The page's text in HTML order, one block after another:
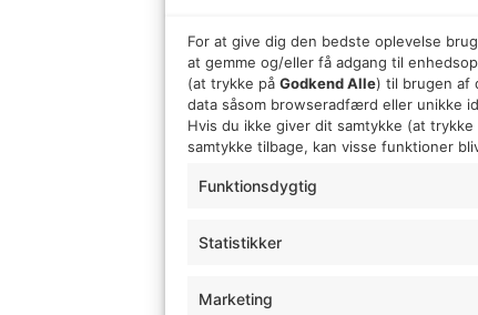
For at give dig den bedste oplevelse
at gemme og/eller få adgang til
(at trykke på Godkend Alle) til brugen af
data såsom browseradfærd eller unikke
Hvis du ikke giver dit samtykke (at trykke
samtykke tilbage, kan visse funktioner
Funktionsdygtig
Statistikker
Marketing